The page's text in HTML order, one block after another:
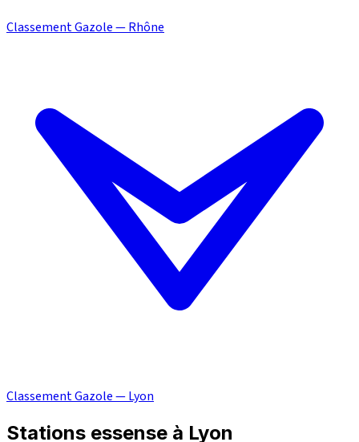
Classement Gazole — Rhône
Classement Gazole — Lyon
Stations essense à Lyon